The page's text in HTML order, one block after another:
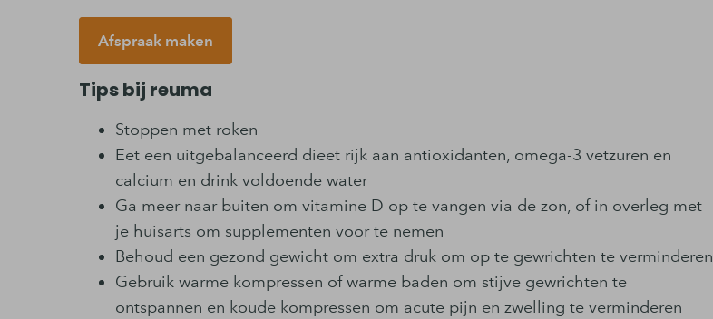
Afspraak maken
Tips bij reuma
Stoppen met roken
Eet een uitgebalanceerd dieet rijk aan antioxidanten, omega-3 vetzuren en
calcium en drink voldoende water
Ga meer naar buiten om vitamine D op te vangen via de zon, of in overleg met
je huisarts om supplementen voor te nemen
Behoud een gezond gewicht om extra druk om op te gewrichten te verminderen
Gebruik warme kompressen of warme baden om stijve gewrichten te
ontspannen en koude kompressen om acute pijn en zwelling te verminderen